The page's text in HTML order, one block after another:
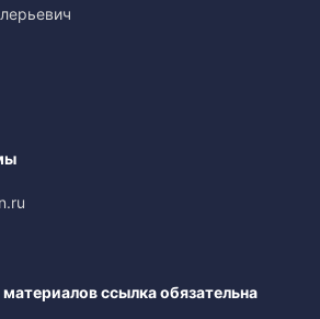
ссылка обязательна